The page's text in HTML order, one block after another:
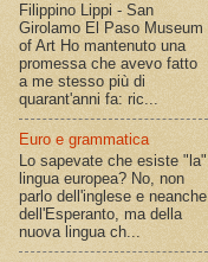
Filippino Lippi - San
Girolamo El Paso Museum
of Art Ho mantenuto una
promessa che avevo fatto
a me stesso più di
quarant'anni fa: ric...
Euro e grammatica
Lo sapevate che esiste "la"
lingua europea? No, non
parlo dell'inglese e neanche
dell'Esperanto, ma della
nuova lingua ch...